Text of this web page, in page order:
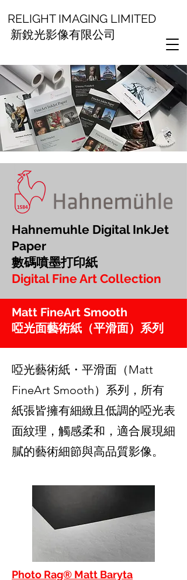
RELIGHT IMAGING LIMITED
新銳光影像有限公司
Hahnemuhle Digital InkJet
Paper
數碼噴墨打印紙
Digital Fine Art Collection
Matt FineArt Smooth
啞光面藝術紙（平滑面）系列
啞光藝術紙・平滑面（Matt
FineArt Smooth）系列，所有
紙張皆擁有細緻且低調的啞光表
面紋理，觸感柔和，適合展現細
膩的藝術細節與高品質影像。
Photo Rag® Matt Baryta